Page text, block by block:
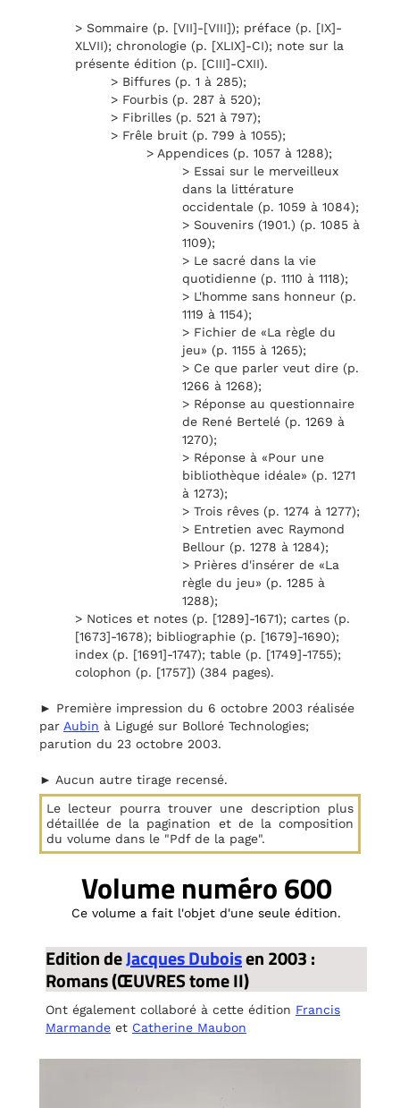
> Sommaire (p. [VII]-[VIII]); préface (p. [IX]-
XLVII); chronologie (p. [XLIX]-CI); note sur la
présente édition (p. [CIII]-CXII).
> Biffures (p. 1 à 285);
> Fourbis (p. 287 à 520);
> Fibrilles (p. 521 à 797);
> Frêle bruit (p. 799 à 1055);
> Appendices (p. 1057 à 1288);
> Essai sur le merveilleux
dans la littérature
occidentale (p. 1059 à 1084);
> Souvenirs (1901.) (p. 1085 à
1109);
> Le sacré dans la vie
quotidienne (p. 1110 à 1118);
> L'homme sans honneur (p.
1119 à 1154);
> Fichier de «La règle du
jeu» (p. 1155 à 1265);
> Ce que parler veut dire (p.
1266 à 1268);
> Réponse au questionnaire
de René Bertelé (p. 1269 à
1270);
> Réponse à «Pour une
bibliothèque idéale» (p. 1271
à 1273);
> Trois rêves (p. 1274 à 1277);
> Entretien avec Raymond
Bellour (p. 1278 à 1284);
> Prières d'insérer de «La
règle du jeu» (p. 1285 à
1288);
> Notices et notes (p. [1289]-1671); cartes (p.
[1673]-1678); bibliographie (p. [1679]-1690);
index (p. [1691]-1747); table (p. [1749]-1755);
colophon (p. [1757]) (384 pages).
► Première impression du 6 octobre 2003 réalisée
par Aubin à Ligugé sur Bolloré Technologies;
parution du 23 octobre 2003.
► Aucun autre tirage recensé.
Volume numéro 600
Ce volume a fait l'objet d'une seule édition.
Edition deJacques Duboisen 2003 :
Romans (ŒUVRES tome II)
Ont également collaboré à cette édition Francis
Marmande et Catherine Maubon
Le lecteur pourra trouver une description plus
détaillée de la pagination et de la composition
du volume dans le "Pdf de la page".